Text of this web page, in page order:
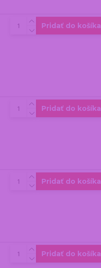
Pridať do košíka
Pridať do košíka
Pridať do košíka
Pridať do košíka